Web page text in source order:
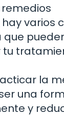
varios
que
la
una
y